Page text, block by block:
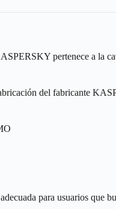
pertenece a la
del fabricante
para usuarios